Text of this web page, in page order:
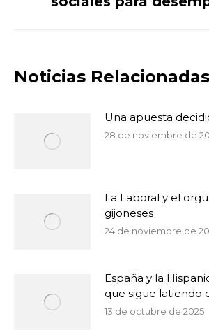
siguiente:
Noticias Relacionadas
Una apuesta
28 de noviembre de
La Laboral y el
gijoneses
24 de noviembre de
España y la
que sigue latiendo
13 de octubre de 2025